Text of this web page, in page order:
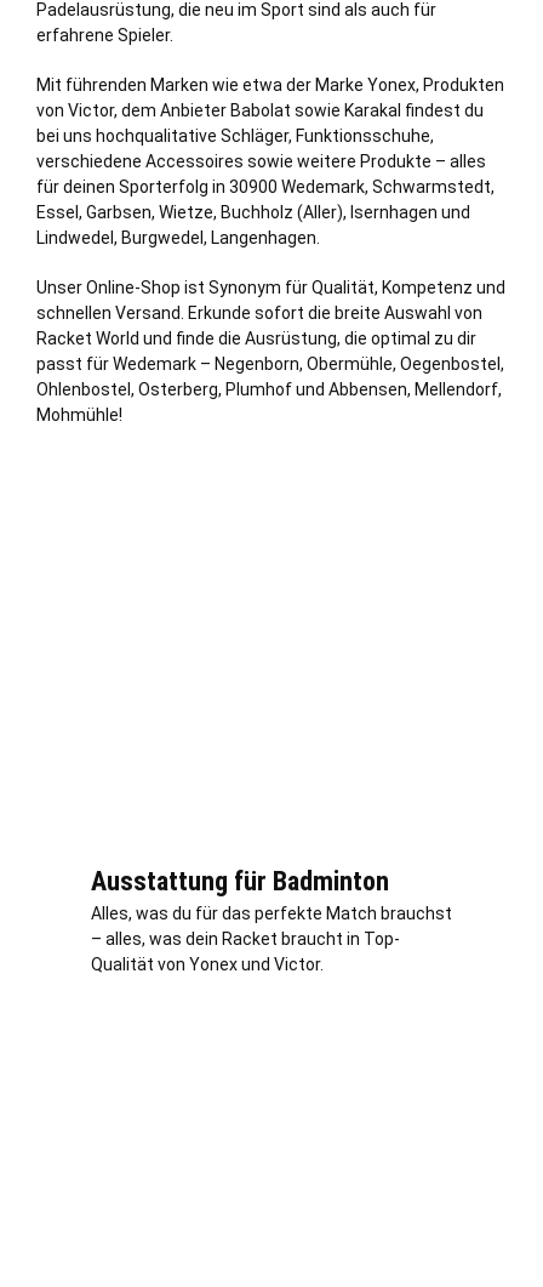
Padelausrüstung, die neu im Sport sind als auch für
erfahrene Spieler.
Mit führenden Marken wie etwa der Marke Yonex, Produkten
von Victor, dem Anbieter Babolat sowie Karakal findest du
bei uns hochqualitative Schläger, Funktionsschuhe,
verschiedene Accessoires sowie weitere Produkte – alles
für deinen Sporterfolg in 30900 Wedemark, Schwarmstedt,
Essel, Garbsen, Wietze, Buchholz (Aller), Isernhagen und
Lindwedel, Burgwedel , Langenhagen
Unser Online-Shop ist Synonym für Qualität, Kompetenz und
schnellen Versand. Erkunde sofort die breite Auswahl von
Racket World und finde die Ausrüstung, die optimal zu dir
passt für Wedemark – Negenborn, Obermühle, Oegenbostel,
Ohlenbostel, Osterberg, Plumhof und Abbensen, Mellendorf,
Mohmühle!
Ausstattung für Badminton
Alles, was du für das perfekte Match brauchst
– alles, was dein Racket braucht in Top-
Qualität von Yonex und Victor.